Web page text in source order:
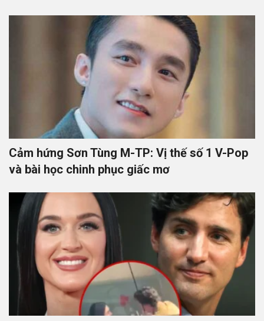
Cảm hứng Sơn Tùng M-TP: Vị thế số 1 V-Pop
và bài học chinh phục giấc mơ